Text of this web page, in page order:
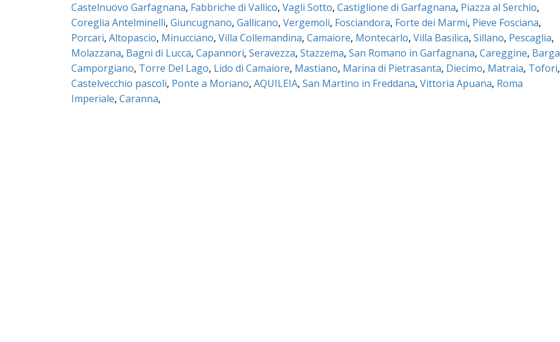
Castelnuovo Garfagnana, Fabbriche di Vallico, Vagli Sotto, Castiglione di Garfagnana, Piazza al Serchio,
Coreglia Antelminelli, Giuncugnano, Gallicano, Vergemoli, Fosciandora, Forte dei Marmi, Pieve Fosciana,
Porcari, Altopascio, Minucciano, Villa Collemandina, Camaiore, Montecarlo, Villa Basilica, Sillano, Pescaglia,
Molazzana, Bagni di Lucca, Capannori, Seravezza, Stazzema, San Romano in Garfagnana, Careggine, Barga
Camporgiano, Torre Del Lago, Lido di Camaiore, Mastiano, Marina di Pietrasanta, Diecimo, Matraia, Tofori,
Castelvecchio pascoli, Ponte a Moriano, AQUILEIA, San Martino in Freddana, Vittoria Apuana, Roma
Imperiale, Caranna,